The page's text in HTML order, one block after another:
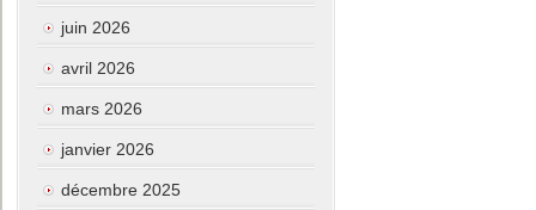
juin 2026
avril 2026
mars 2026
janvier 2026
décembre 2025